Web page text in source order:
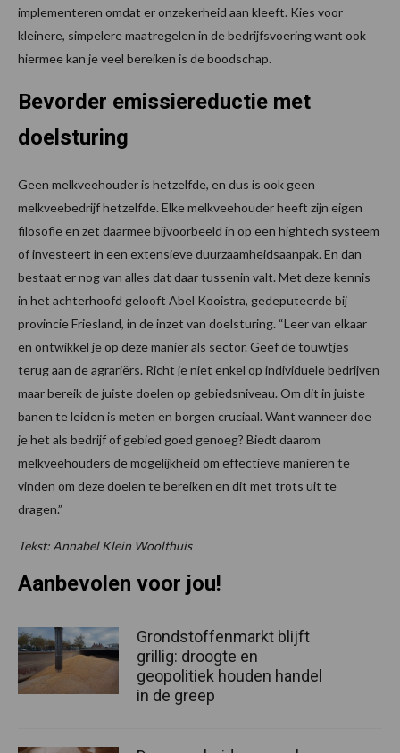
implementeren omdat er onzekerheid aan kleeft. Kies voor
kleinere, simpelere maatregelen in de bedrijfsvoering want ook
hiermee kan je veel bereiken is de boodschap.
Bevorder emissiereductie met
doelsturing
Geen melkveehouder is hetzelfde, en dus is ook geen
melkveebedrijf hetzelfde. Elke melkveehouder heeft zijn eigen
filosofie en zet daarmee bijvoorbeeld in op een hightech systeem
of investeert in een extensieve duurzaamheidsaanpak. En dan
bestaat er nog van alles dat daar tussenin valt. Met deze kennis
in het achterhoofd gelooft Abel Kooistra, gedeputeerde bij
provincie Friesland, in de inzet van doelsturing. “Leer van elkaar
en ontwikkel je op deze manier als sector. Geef de touwtjes
terug aan de agrariërs. Richt je niet enkel op individuele bedrijven
maar bereik de juiste doelen op gebiedsniveau. Om dit in juiste
banen te leiden is meten en borgen cruciaal. Want wanneer doe
je het als bedrijf of gebied goed genoeg? Biedt daarom
melkveehouders de mogelijkheid om effectieve manieren te
vinden om deze doelen te bereiken en dit met trots uit te
dragen.”
Tekst: Annabel Klein Woolthuis
Aanbevolen voor jou!
Grondstoffenmarkt blijft
grillig: droogte en
geopolitiek houden handel
in de greep